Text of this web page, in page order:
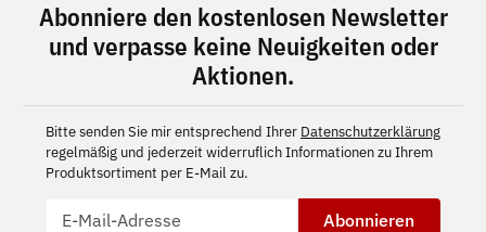
Abonniere den kostenlosen Newsletter
und verpasse keine Neuigkeiten oder
Aktionen.
Bitte senden Sie mir entsprechend Ihrer Datenschutzerklärung
regelmäßig und jederzeit widerruflich Informationen zu Ihrem
Produktsortiment per E-Mail zu.
Abonnieren